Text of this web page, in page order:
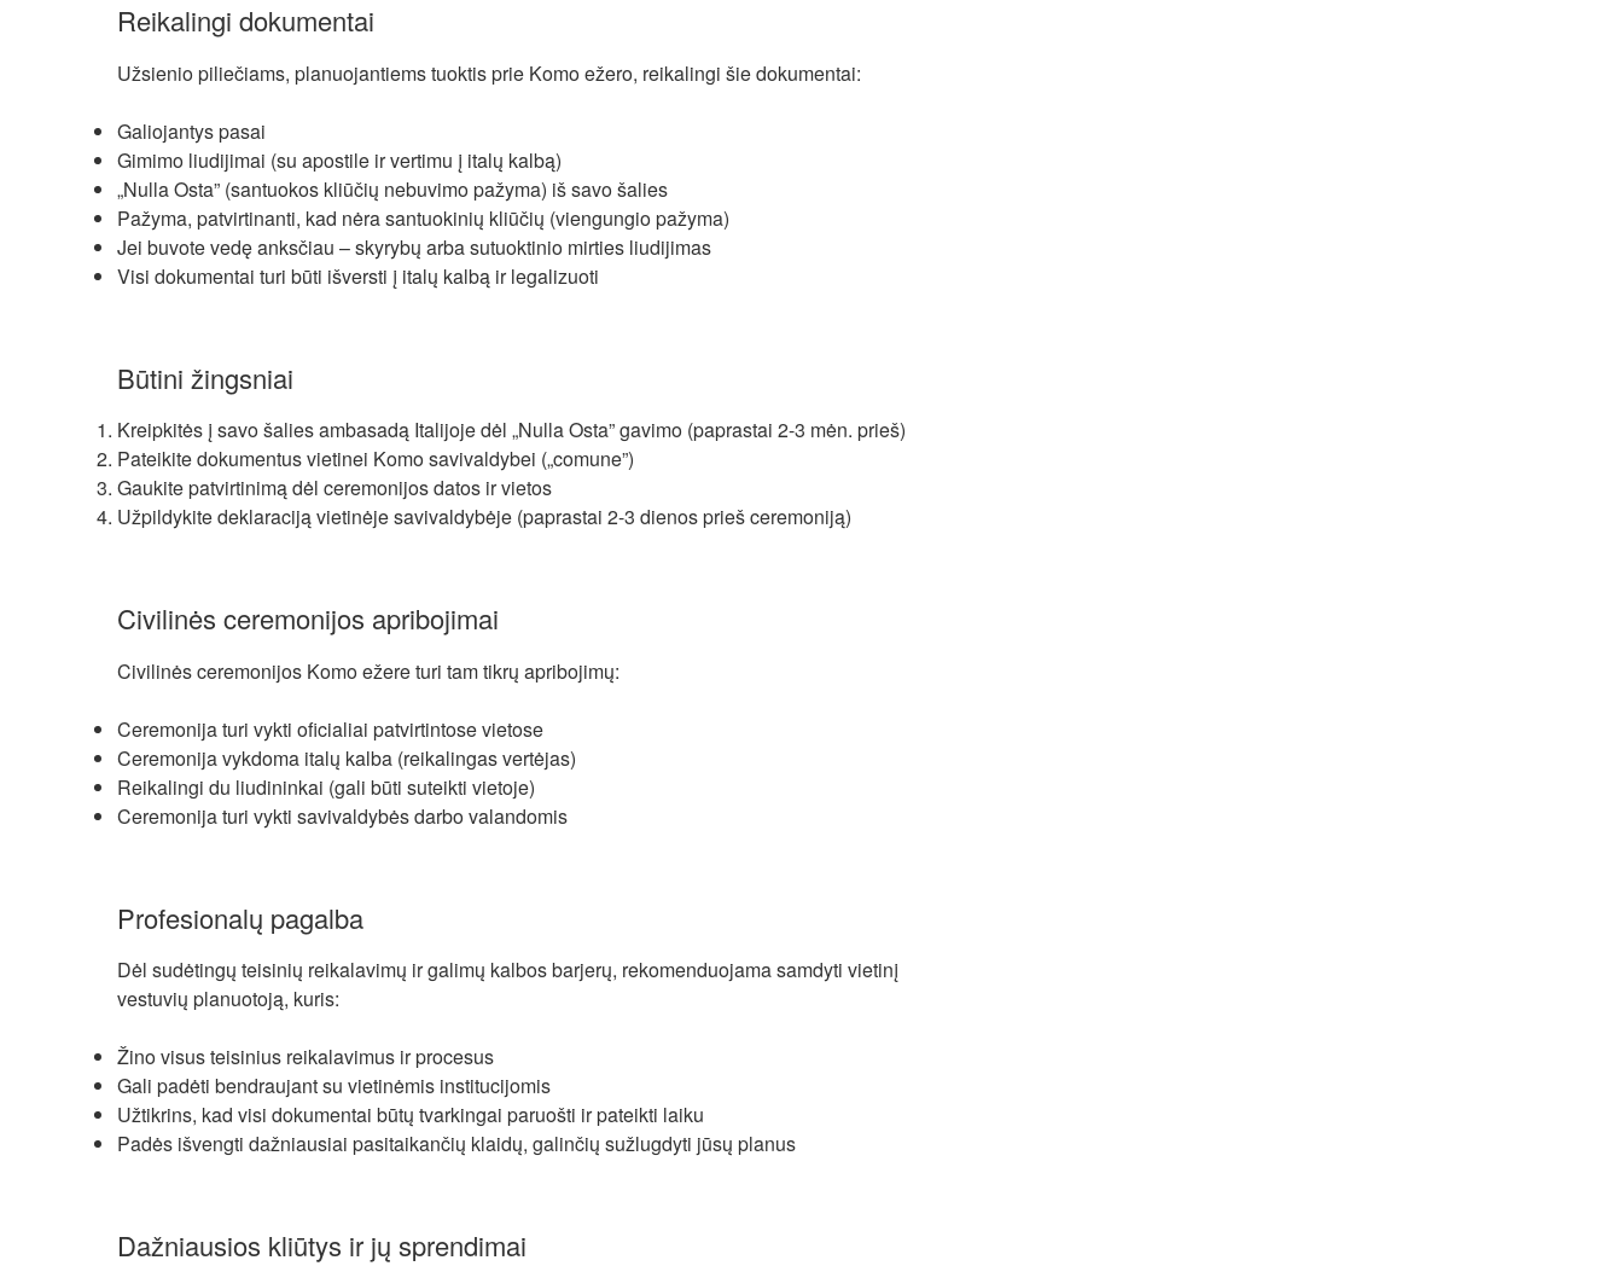
Reikalingi dokumentai
Užsienio piliečiams, planuojantiems tuoktis prie Komo ežero, reikalingi šie dokumentai:
Galiojantys pasai
Gimimo liudijimai (su apostile ir vertimu į italų kalbą)
„Nulla Osta” (santuokos kliūčių nebuvimo pažyma) iš savo šalies
Pažyma, patvirtinanti, kad nėra santuokinių kliūčių (viengungio pažyma)
Jei buvote vedę anksčiau – skyrybų arba sutuoktinio mirties liudijimas
Visi dokumentai turi būti išversti į italų kalbą ir legalizuoti
Būtini žingsniai
Kreipkitės į savo šalies ambasadą Italijoje dėl „Nulla Osta” gavimo (paprastai 2-3 mėn. prieš)
Pateikite dokumentus vietinei Komo savivaldybei („comune”)
Gaukite patvirtinimą dėl ceremonijos datos ir vietos
Užpildykite deklaraciją vietinėje savivaldybėje (paprastai 2-3 dienos prieš ceremoniją)
Civilinės ceremonijos apribojimai
Civilinės ceremonijos Komo ežere turi tam tikrų apribojimų:
Ceremonija turi vykti oficialiai patvirtintose vietose
Ceremonija vykdoma italų kalba (reikalingas vertėjas)
Reikalingi du liudininkai (gali būti suteikti vietoje)
Ceremonija turi vykti savivaldybės darbo valandomis
Profesionalų pagalba
Dėl sudėtingų teisinių reikalavimų ir galimų kalbos barjerų, rekomenduojama samdyti vietinį
vestuvių planuotoją, kuris:
Žino visus teisinius reikalavimus ir procesus
Gali padėti bendraujant su vietinėmis institucijomis
Užtikrins, kad visi dokumentai būtų tvarkingai paruošti ir pateikti laiku
Padės išvengti dažniausiai pasitaikančių klaidų, galinčių sužlugdyti jūsų planus
Dažniausios kliūtys ir jų sprendimai